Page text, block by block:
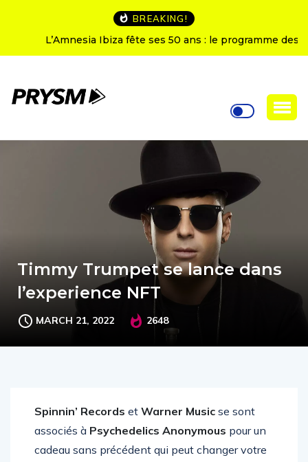
BREAKING!
L’Amnesia Ibiza fête ses 50 ans : le programme des
soirées d’ouverture
Timmy Trumpet se lance dans
l’experience NFT
2648
Spinnin’ RecordsetWarner Musicse sont
associés àPsychedelics Anonymouspour un